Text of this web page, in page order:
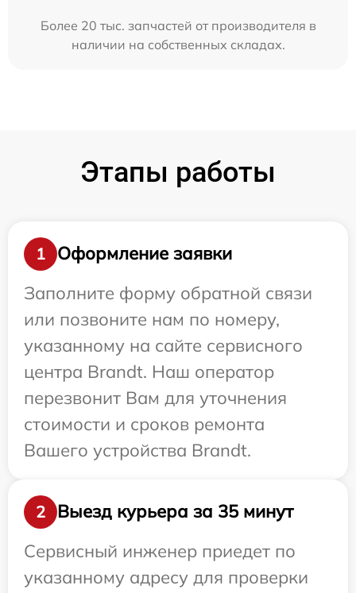
Более 20 тыс. запчастей от производителя в
наличии на собственных складах.
Этапы работы
1
Оформление заявки
Заполните форму обратной связи
или позвоните нам по номеру,
указанному на сайте сервисного
центра Brandt. Наш оператор
перезвонит Вам для уточнения
стоимости и сроков ремонта
Вашего устройства Brandt.
2
Выезд курьера за 35 минут
Сервисный инженер приедет по
указанному адресу для проверки